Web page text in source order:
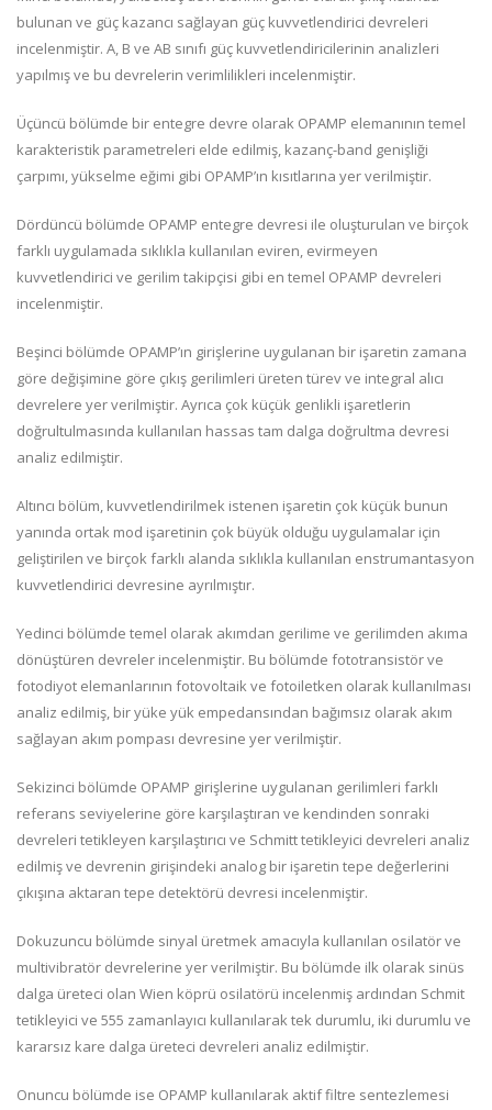
bulunan ve güç kazancı sağlayan güç kuvvetlendirici devreleri
incelenmiştir. A, B ve AB sınıfı güç kuvvetlendiricilerinin analizleri
yapılmış ve bu devrelerin verimlilikleri incelenmiştir.
Üçüncü bölümde bir entegre devre olarak OPAMP elemanının temel
karakteristik parametreleri elde edilmiş, kazanç-band genişliği
çarpımı, yükselme eğimi gibi OPAMP’ın kısıtlarına yer verilmiştir.
Dördüncü bölümde OPAMP entegre devresi ile oluşturulan ve birçok
farklı uygulamada sıklıkla kullanılan eviren, evirmeyen
kuvvetlendirici ve gerilim takipçisi gibi en temel OPAMP devreleri
incelenmiştir.
Beşinci bölümde OPAMP’ın girişlerine uygulanan bir işaretin zamana
göre değişimine göre çıkış gerilimleri üreten türev ve integral alıcı
devrelere yer verilmiştir. Ayrıca çok küçük genlikli işaretlerin
doğrultulmasında kullanılan hassas tam dalga doğrultma devresi
analiz edilmiştir.
Altıncı bölüm, kuvvetlendirilmek istenen işaretin çok küçük bunun
yanında ortak mod işaretinin çok büyük olduğu uygulamalar için
geliştirilen ve birçok farklı alanda sıklıkla kullanılan enstrumantasyon
kuvvetlendirici devresine ayrılmıştır.
Yedinci bölümde temel olarak akımdan gerilime ve gerilimden akıma
dönüştüren devreler incelenmiştir. Bu bölümde fototransistör ve
fotodiyot elemanlarının fotovoltaik ve fotoiletken olarak kullanılması
analiz edilmiş, bir yüke yük empedansından bağımsız olarak akım
sağlayan akım pompası devresine yer verilmiştir.
Sekizinci bölümde OPAMP girişlerine uygulanan gerilimleri farklı
referans seviyelerine göre karşılaştıran ve kendinden sonraki
devreleri tetikleyen karşılaştırıcı ve Schmitt tetikleyici devreleri analiz
edilmiş ve devrenin girişindeki analog bir işaretin tepe değerlerini
çıkışına aktaran tepe detektörü devresi incelenmiştir.
Dokuzuncu bölümde sinyal üretmek amacıyla kullanılan osilatör ve
multivibratör devrelerine yer verilmiştir. Bu bölümde ilk olarak sinüs
dalga üreteci olan Wien köprü osilatörü incelenmiş ardından Schmit
tetikleyici ve 555 zamanlayıcı kullanılarak tek durumlu, iki durumlu ve
kararsız kare dalga üreteci devreleri analiz edilmiştir.
Onuncu bölümde ise OPAMP kullanılarak aktif filtre sentezlemesi